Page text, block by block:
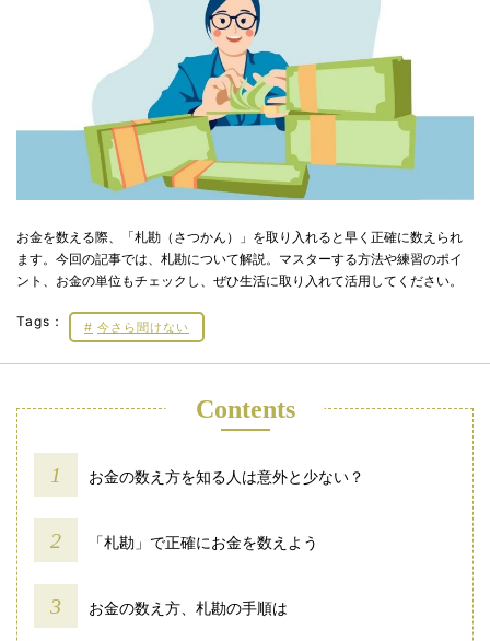
お金を数える際、「札勘（さつかん）」を取り入れると早く正確に数えられ
ます。今回の記事では、札勘について解説。マスターする方法や練習のポイ
ント、お金の単位もチェックし、ぜひ生活に取り入れて活用してください。
Tags： 今さら聞けない
Contents
お金の数え方を知る人は意外と少ない？
「札勘」で正確にお金を数えよう
お金の数え方、札勘の手順は